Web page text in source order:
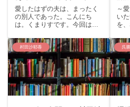
愛したはずの夫は、まったく
の別人であった。こんにち
は。くまりすです。今回は芥
学賞受賞作品で新たなる代表
作「ある男」の紹介を致しま
す。story弁護士の城戸はかつ
ての依頼者・里枝から奇妙な
相談を受ける。彼女は離婚を
経...
～
い
を
す
れ
『
ま
恋
が...
村田沙耶香 呉